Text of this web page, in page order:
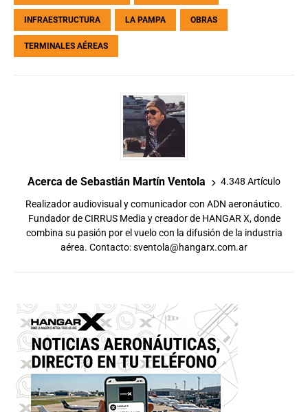
INFRAESTRUCTURA LA PAMPA OBRAS
TERMINALES AÉREAS
Acerca de Sebastián Martín Ventola 4.348 Artículo
Realizador audiovisual y comunicador con ADN aeronáutico.
Fundador de CIRRUS Media y creador de HANGAR X, donde
combina su pasión por el vuelo con la difusión de la industria
aérea. Contacto:sventola@hangarx.com.ar